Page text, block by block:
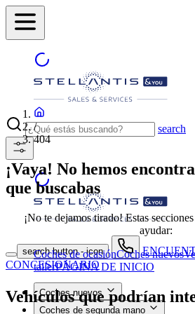
search
search button - icon
CONCESIONARIO
Coches nuevos
Coches de segunda mano
/
404
¡Vaya! No hemos
que buscabas
¡No te dejamos tirado! Estas
ayudar:
Coches de ocasiónCoches nuevos
tallerPÁGINA DE INICIO
Vehículos que podrían